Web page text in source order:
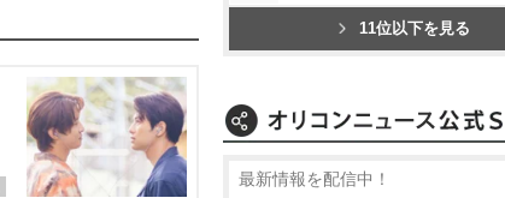
11位以下を見る
最新情報を配信中！